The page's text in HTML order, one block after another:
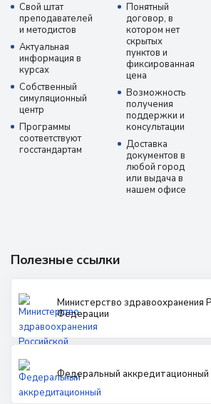
Свой штат
преподавателей
и методистов
Актуальная
информация в
курсах
Собственный
симуляционный
центр
Программы
соответствуют
госстандартам
Понятный
договор, в
котором нет
скрытых
пунктов и
фиксированная
цена
Возможность
получения
поддержки и
консультации
Доставка
документов в
любой город
или выдача в
нашем офисе
Полезные ссылки
Министерство здравоохранения
Федерации
Федеральный аккредитационный